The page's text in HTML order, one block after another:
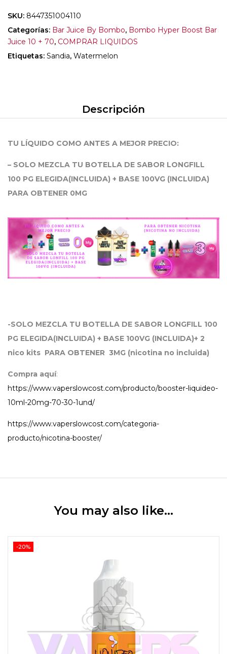
SKU: 8447351004110
Categorías: Bar Juice By Bombo, Bombo Hyper Boost Bar
Juice 10 + 70, COMPRAR LIQUIDOS
Etiquetas: Sandia, Watermelon
Descripción
TU LÍQUIDO COMO ANTES A MEJOR PRECIO:
– SOLO MEZCLA TU BOTELLA DE SABOR LONGFILL
100 PG ELEGIDA(INCLUIDA) + BASE 100VG (INCLUIDA)
PARA OBTENER 0MG
-SOLO MEZCLA TU BOTELLA DE SABOR LONGFILL 100
PG ELEGIDA(INCLUIDA) + BASE 100VG (INCLUIDA)+ 2
nico kits PARA OBTENER 3MG (nicotina no incluida)
Compra aquí:
https://www.vaperslowcost.com/producto/booster-liquideo-
10ml-20mg-70-30-1und/
https://www.vaperslowcost.com/categoria-
producto/nicotina-booster/
You may also like…
-20%